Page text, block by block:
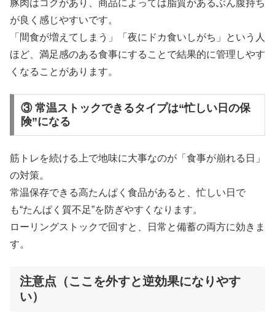
豚肉はコクがあり、商品によっては脂質があるぶん腹持ち
が良く感じやすいです。
「間食が増えてしまう」「夜にドカ食いしがち」という人
ほど、満足感のある食事にすることで結果的に管理しやす
くなることがあります。
③ 常温ストックできるタイプは“忙しい日の保
険”になる
筋トレを続ける上で地味に大事なのが「食事が崩れる日」
の対策。
常温保存できる高たんぱく食品があると、忙しい日で
も“たんぱく質不足”を防ぎやすくなります。
ローリングストックで回すと、日常と備蓄の両方に効きま
す。
注意点（ここを外すと逆効果になりやす
い）